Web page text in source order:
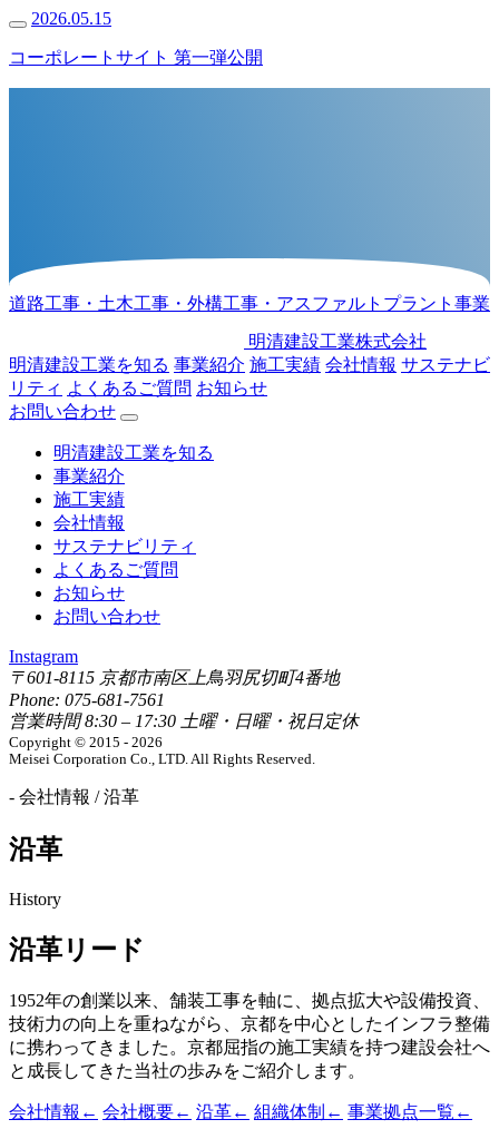
2026.05.15
コーポレートサイト 第一弾公開
道路工事・土木工事・外構工事・アスファルトプラント事業
明清建設工業株式会社
明清建設工業を知る 事業紹介 施工実績 会社情報 サステナビ
リティ よくあるご質問 お知らせ
お問い合わせ
明清建設工業を知る
事業紹介
施工実績
会社情報
サステナビリティ
よくあるご質問
お知らせ
お問い合わせ
Instagram
〒601-8115 京都市南区上鳥羽尻切町4番地
Phone: 075-681-7561
営業時間 8:30 – 17:30 土曜・日曜・祝日定休
Copyright © 2015 - 2026
Meisei Corporation Co., LTD. All Rights Reserved.
- 会社情報 / 沿革
沿革
History
沿革リード
1952年の創業以来、舗装工事を軸に、拠点拡大や設備投資、
技術力の向上を重ねながら、京都を中心としたインフラ整備
に携わってきました。京都屈指の施工実績を持つ建設会社へ
と成長してきた当社の歩みをご紹介します。
会社情報 ← 会社概要← 沿革← 組織体制 ← 事業拠点一覧 ←